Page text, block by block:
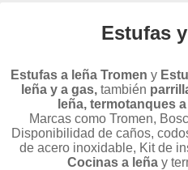
Estufas
Estufas a leña Tromen y
leña y a gas,también
leña, termotanques
Marcas como Tromen,
Disponibilidad de caños,
de acero inoxidable, Kit de
Cocinas a leña y